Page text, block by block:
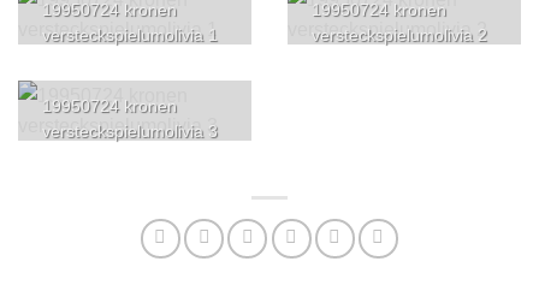
19950724 kronen
versteckspielumolivia 1
19950724 kronen
versteckspielumolivia 2
19950724 kronen
versteckspielumolivia 3